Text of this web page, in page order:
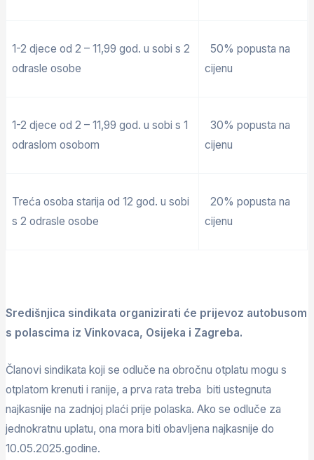
1-2 djece od 2 – 11,99 god. u sobi s 2
odrasle osobe
50% popusta na
cijenu
1-2 djece od 2 – 11,99 god. u sobi s 1
odraslom osobom
30% popusta na
cijenu
Treća osoba starija od 12 god. u sobi
s 2 odrasle osobe
20% popusta na
cijenu
Središnjica sindikata organizirati će prijevoz autobusom
s polascima iz Vinkovaca, Osijeka i Zagreba.
Članovi sindikata koji se odluče na obročnu otplatu mogu s
otplatom krenuti i ranije, a prva rata treba biti ustegnuta
najkasnije na zadnjoj plaći prije polaska. Ako se odluče za
jednokratnu uplatu, ona mora biti obavljena najkasnije do
10.05.2025.godine.